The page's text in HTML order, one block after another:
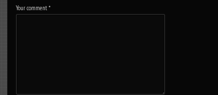
Your comment*